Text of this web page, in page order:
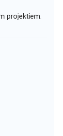
projektiem.